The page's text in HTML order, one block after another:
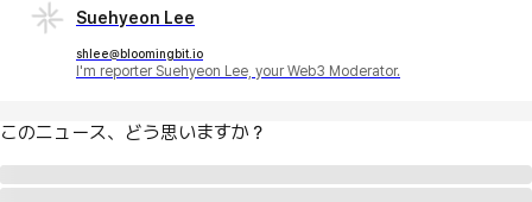
Suehyeon Lee
shlee@bloomingbit.io
I'm reporter Suehyeon Lee, your Web3 Moderator.
このニュース、どう思いますか？